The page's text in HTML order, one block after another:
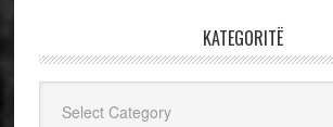
KATEGORITË